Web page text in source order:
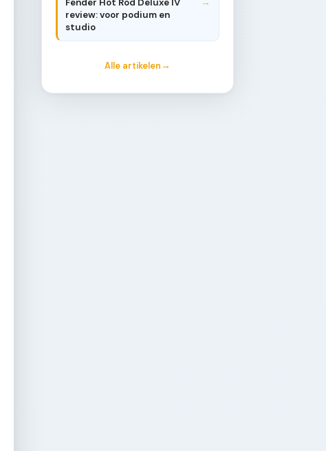
Fender Hot Rod Deluxe IV
review: voor podium en
studio
Alle artikelen